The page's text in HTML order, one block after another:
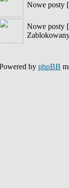
Nowe posty
Nowe posty [
by phpBB